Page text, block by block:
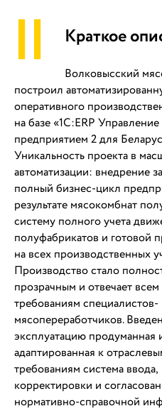
|| Краткое
Волковысский
построил
оперативного
на базе «1С:ERP Управление
предприятием 2 для
Уникальность проекта в
автоматизации: внедрение
полный бизнес-цикл
результате мясокомбнат
систему полного учета
полуфабрикатов и готовой
на всех производственных
Производство стало
прозрачным и отвечает всем
требованиям специалистов-
мясопереработчиков.
эксплуатацию продуманная
адаптированная к
требованиям система ввода,
корректировки и
нормативно-справочной